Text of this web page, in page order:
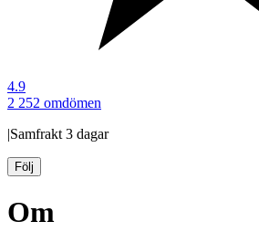
4.9
2 252 omdömen
|Samfrakt 3 dagar
Följ
Om